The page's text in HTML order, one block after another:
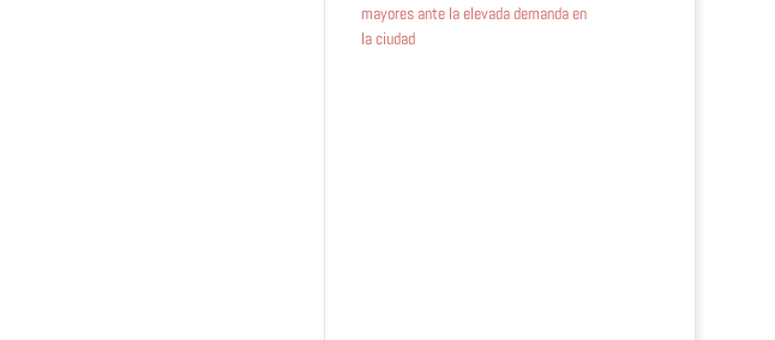
mayores ante la elevada demanda en
la ciudad